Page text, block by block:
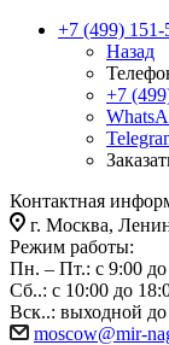
+7 (499) 151-
Назад
+7
Контактная
г. Москва,
Режим работы:
Пн. – Пт.: с 9:00 до
Сб..: с 10:00 до
Вск..: выходной до
moscow@mir-